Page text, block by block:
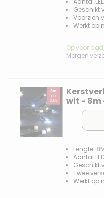
Aantal
Geschikt
Voorzien
Werkt op
Op voorraad,
Morgen
wit - 8m
Lengte:
Aantal
Geschikt
Twee
Werkt op